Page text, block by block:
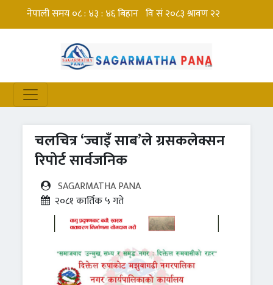
चलचित्र ‘ज्वाइँ साब’ले ग्रसकलेक्सन
रिपोर्ट सार्वजनिक
SAGARMATHA PANA
२०८१ कार्तिक ५ गते